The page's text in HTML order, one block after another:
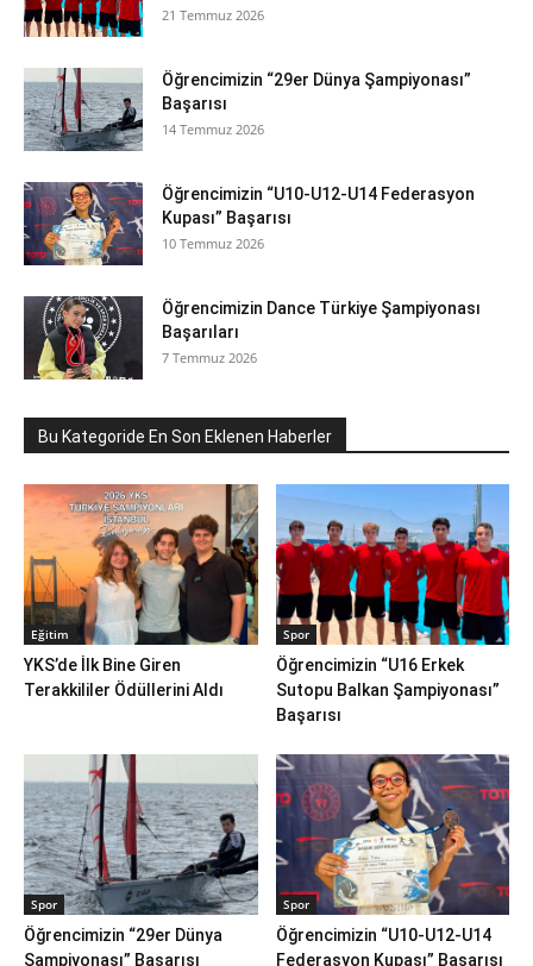
21 Temmuz 2026
Öğrencimizin “29er Dünya Şampiyonası”
Başarısı
14 Temmuz 2026
Öğrencimizin “U10-U12-U14 Federasyon
Kupası” Başarısı
10 Temmuz 2026
Öğrencimizin Dance Türkiye Şampiyonası
Başarıları
7 Temmuz 2026
Bu Kategoride En Son Eklenen Haberler
Eğitim
YKS’de İlk Bine Giren
Terakkililer Ödüllerini Aldı
Spor
Öğrencimizin “U16 Erkek
Sutopu Balkan Şampiyonası”
Başarısı
Spor
Öğrencimizin “29er Dünya
Şampiyonası” Başarısı
Spor
Öğrencimizin “U10-U12-U14
Federasyon Kupası” Başarısı